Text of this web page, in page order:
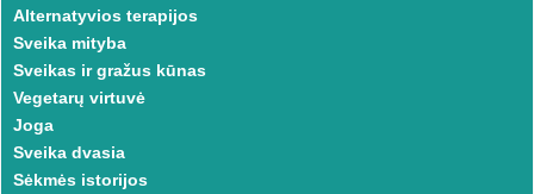
Alternatyvios terapijos
Sveika mityba
Sveikas ir gražus kūnas
Vegetarų virtuvė
Joga
Sveika dvasia
Sėkmės istorijos